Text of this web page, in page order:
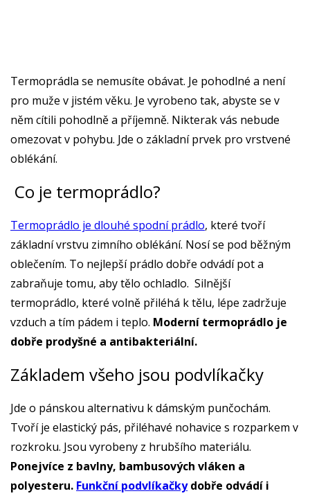
Termoprádla se nemusíte obávat. Je pohodlné a není
pro muže v jistém věku. Je vyrobeno tak, abyste se v
něm cítili pohodlně a příjemně. Nikterak vás nebude
omezovat v pohybu. Jde o základní prvek pro vrstvené
oblékání.
Co je termoprádlo?
Termoprádlo je dlouhé spodní prádlo, které tvoří
základní vrstvu zimního oblékání. Nosí se pod běžným
oblečením. To nejlepší prádlo dobře odvádí pot a
zabraňuje tomu, aby tělo ochladlo. Silnější
termoprádlo, které volně přiléhá k tělu, lépe zadržuje
vzduch a tím pádem i teplo. Moderní termoprádlo je
dobře prodyšné a antibakteriální.
Základem všeho jsou podvlíkačky
Jde o pánskou alternativu k dámským punčochám.
Tvoří je elastický pás, přiléhavé nohavice s rozparkem v
rozkroku. Jsou vyrobeny z hrubšího materiálu.
Ponejvíce z bavlny, bambusových vláken a
polyesteru. Funkční podvlíkačkydobře odvádí i